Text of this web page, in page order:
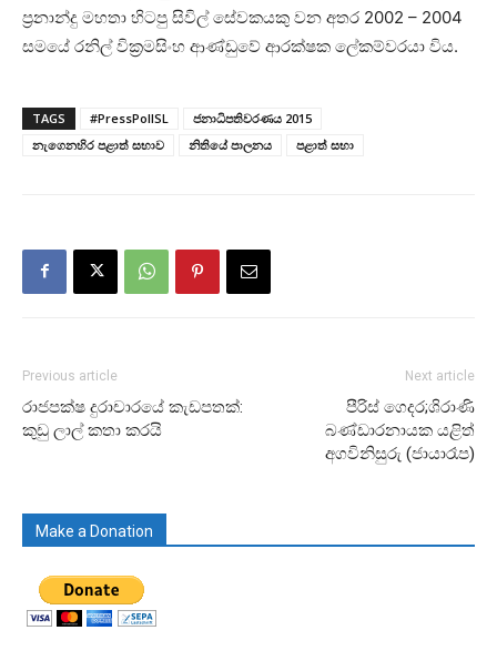
ප්‍රනාන්දු මහතා හිටපු සිවිල් සේවකයකු වන අතර 2002 – 2004
සමයේ රනිල් වික්‍රමසිංහ ආණ්ඩුවේ ආරක්ෂක ලේකම්වරයා විය.
TAGS #PressPollSL
ජනාධිපතිවරණය 2015
නැගෙනහිර පළාත් සභාව
නිතියේ පාලනය පළාත් සභා
Previous article
රාජපක්ෂ දුරාචාරයේ කැඩපතක්:
කුඩු ලාල් කතා කරයි
Next article
පීරිස් ගෙදර;ශිරාණි
බණ්ඩාරනායක යළිත්
අගවිනිසුරු (ජායාරෑප)
Make a Donation